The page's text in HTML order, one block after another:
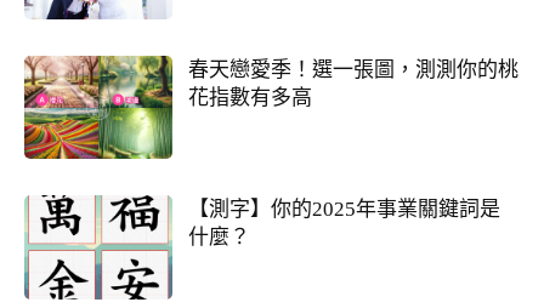
春天戀愛季！選一張圖，測測你的桃
花指數有多高
【測字】你的2025年事業關鍵詞是
什麼？